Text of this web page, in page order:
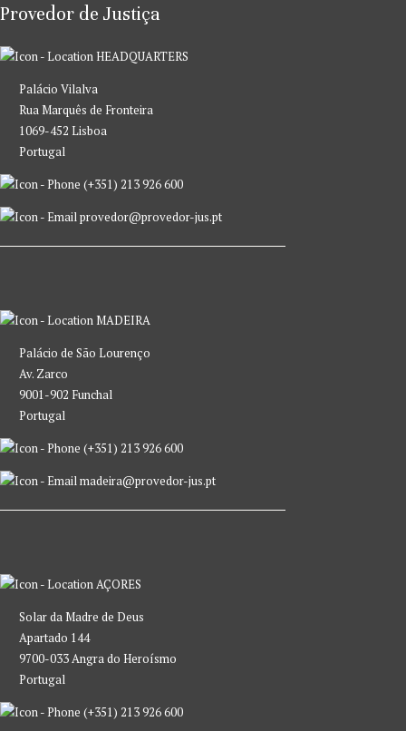
Provedor de Justiça
HEADQUARTERS
Palácio Vilalva
Rua Marquês de Fronteira
1069-452 Lisboa
Portugal
(+351) 213 926 600
provedor@provedor-jus.pt
MADEIRA
Palácio de São Lourenço
Av. Zarco
9001-902 Funchal
Portugal
(+351) 213 926 600
madeira@provedor-jus.pt
AÇORES
Solar da Madre de Deus
Apartado 144
9700-033 Angra do Heroísmo
Portugal
(+351) 213 926 600